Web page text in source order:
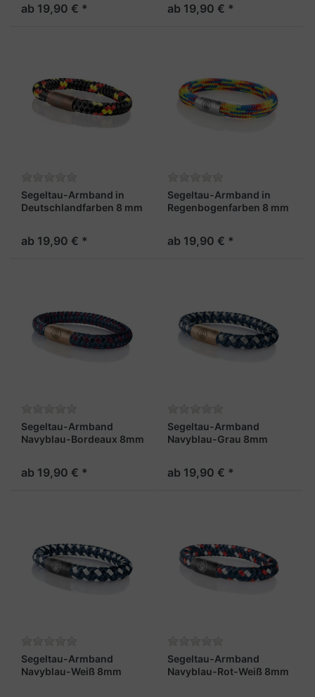
ab 19,90 € * ab 19,90 € *
Segeltau-Armband in
Deutschlandfarben 8 mm
ab 19,90 € *
Segeltau-Armband in
Regenbogenfarben 8 mm
ab 19,90 € *
Segeltau-Armband
Navyblau-Bordeaux 8mm
ab 19,90 € *
Segeltau-Armband
Navyblau-Grau 8mm
ab 19,90 € *
Segeltau-Armband
Navyblau-Weiß 8mm
Segeltau-Armband
Navyblau-Rot-Weiß 8mm